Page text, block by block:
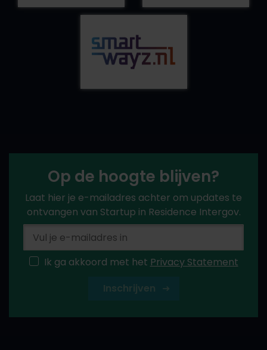
Op de hoogte blijven?
Laat hier je e-mailadres achter om updates te
ontvangen van Startup in Residence Intergov.
Ik ga akkoord met het Privacy Statement
Inschrijven